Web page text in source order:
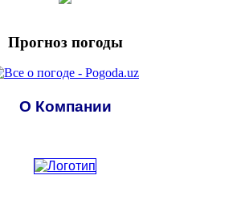
Прогноз погоды
О Компании